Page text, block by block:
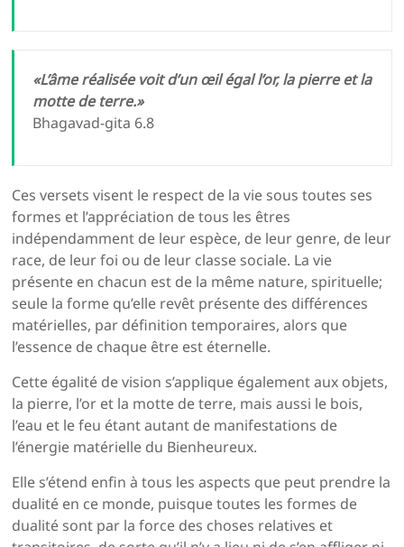
«L’âme réalisée voit d’un œil égal l’or, la pierre et la
motte de terre.»
Bhagavad-gita 6.8
Ces versets visent le respect de la vie sous toutes ses
formes et l’appréciation de tous les êtres
indépendamment de leur espèce, de leur genre, de leur
race, de leur foi ou de leur classe sociale. La vie
présente en chacun est de la même nature, spirituelle;
seule la forme qu’elle revêt présente des différences
matérielles, par définition temporaires, alors que
l’essence de chaque être est éternelle.
Cette égalité de vision s’applique également aux objets,
la pierre, l’or et la motte de terre, mais aussi le bois,
l’eau et le feu étant autant de manifestations de
l’énergie matérielle du Bienheureux.
Elle s’étend enfin à tous les aspects que peut prendre la
dualité en ce monde, puisque toutes les formes de
dualité sont par la force des choses relatives et